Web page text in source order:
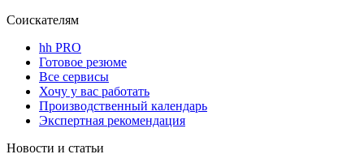
Соискателям
hh PRO
Готовое резюме
Все сервисы
Хочу у вас работать
Производственный календарь
Экспертная рекомендация
Новости и статьи